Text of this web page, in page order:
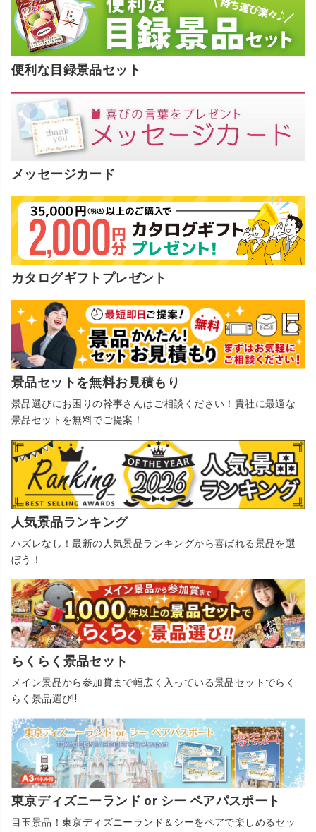
便利な目録景品セット
メッセージカード
カタログギフトプレゼント
景品セットを無料お見積もり
景品選びにお困りの幹事さんはご相談ください！貴社に最適な
景品セットを無料でご提案！
人気景品ランキング
ハズレなし！最新の人気景品ランキングから喜ばれる景品を選
ぼう！
らくらく景品セット
メイン景品から参加賞まで幅広く入っている景品セットでらく
らく景品選び!!
東京ディズニーランド or シー ペアパスポート
目玉景品！東京ディズニーランド＆シーをペアで楽しめるセッ